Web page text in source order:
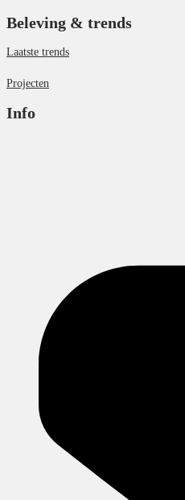
Beleving & trends
Laatste trends
Projecten
Info